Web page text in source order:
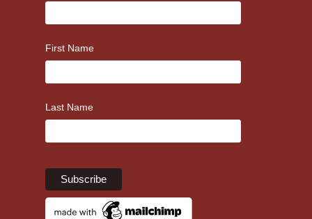
First Name
Last Name